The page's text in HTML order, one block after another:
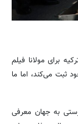
برای مولانا فیلم
ثبت می‌کند، اما ما
به جهان معرفی